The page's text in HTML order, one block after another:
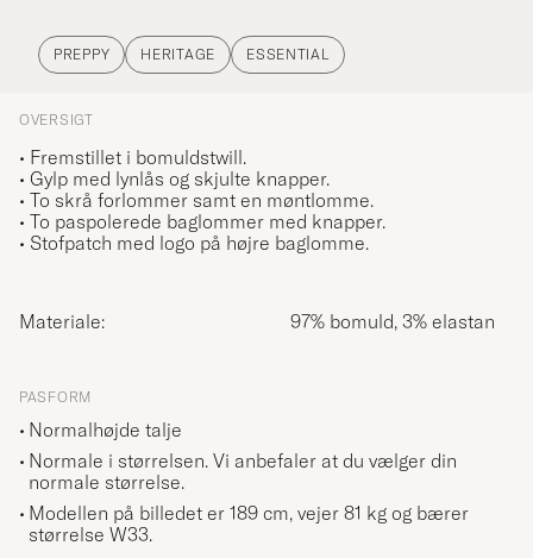
PREPPY HERITAGE ESSENTIAL
OVERSIGT
• Fremstillet i bomuldstwill.
• Gylp med lynlås og skjulte knapper.
• To skrå forlommer samt en møntlomme.
• To paspolerede baglommer med knapper.
• Stofpatch med logo på højre baglomme.
Materiale: 97% bomuld, 3% elastan
PASFORM
Normalhøjde talje
Normale i størrelsen. Vi anbefaler at du vælger din
normale størrelse.
Modellen på billedet er 189 cm, vejer 81 kg og bærer
størrelse W33.